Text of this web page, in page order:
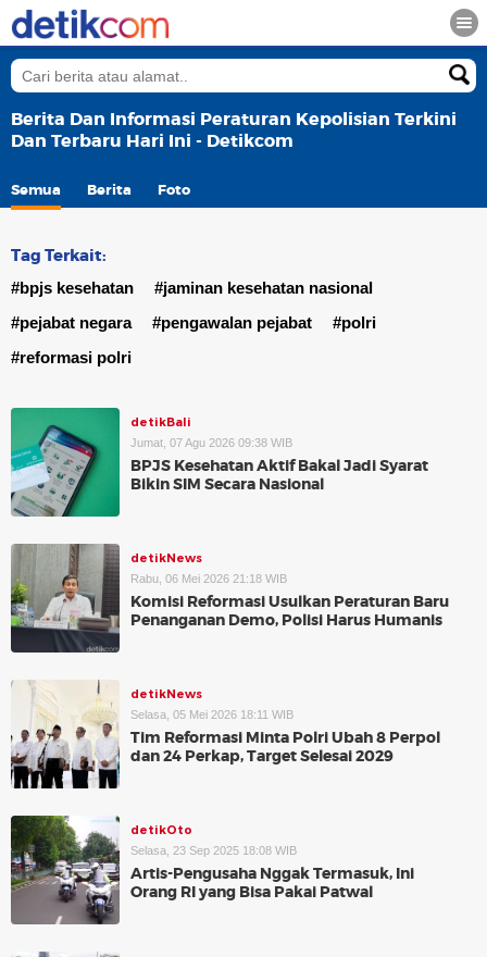
Berita Dan Informasi Peraturan Kepolisian Terkini
Dan Terbaru Hari Ini - Detikcom
Semua Berita Foto
Tag Terkait:
#bpjs kesehatan
#jaminan kesehatan nasional
#pejabat negara
#pengawalan pejabat
#polri
#reformasi polri
detikBali
Jumat, 07 Agu 2026 09:38 WIB
BPJS Kesehatan Aktif Bakal Jadi Syarat
Bikin SIM Secara Nasional
detikNews
Rabu, 06 Mei 2026 21:18 WIB
Komisi Reformasi Usulkan Peraturan Baru
Penanganan Demo, Polisi Harus Humanis
detikNews
Selasa, 05 Mei 2026 18:11 WIB
Tim Reformasi Minta Polri Ubah 8 Perpol
dan 24 Perkap, Target Selesai 2029
detikOto
Selasa, 23 Sep 2025 18:08 WIB
Artis-Pengusaha Nggak Termasuk, Ini
Orang RI yang Bisa Pakai Patwal